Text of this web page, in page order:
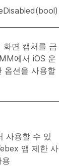
화면 캡처를 금
에서 iOS 운
옵션을 사용할
사용할 수 있
앱 제한 사